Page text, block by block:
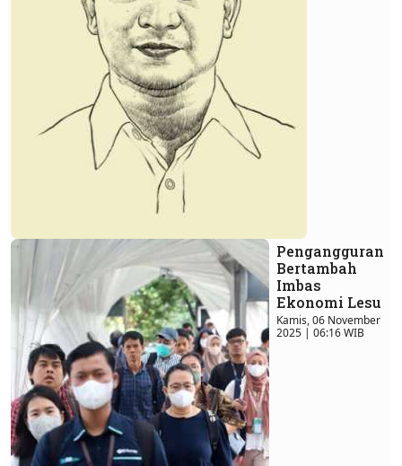
Pengangguran
Bertambah
Imbas
Ekonomi Lesu
Kamis, 06 November
2025 | 06:16 WIB